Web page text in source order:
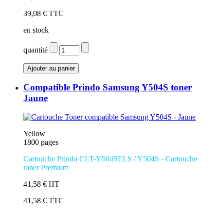
39,08 € TTC
en stock
quantité
Compatible Prindo Samsung Y504S toner
Jaune
Yellow
1800 pages
Cartouche Prindo CLT-Y504SELS / Y504S - Cartouche
toner Premium
41,58 € HT
41,58 € TTC